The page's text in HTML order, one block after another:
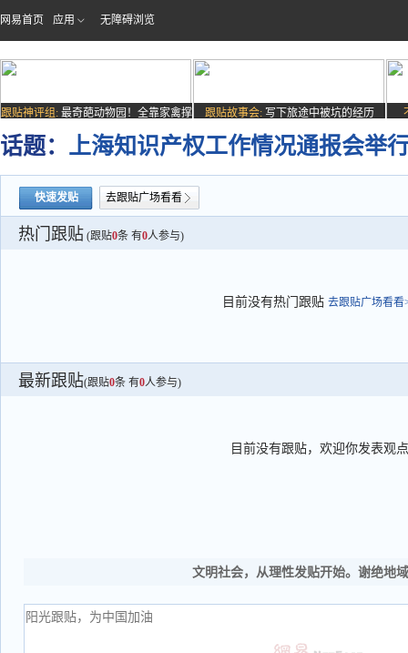
网易首页 应用 无障碍浏览
跟贴神评组: 最奇葩动物园！全靠家禽撑
场子
跟贴故事会: 写下旅途中被坑的经历
话题： 上海知识产权工作情况通报会举
快速发贴 去跟贴广场看看
热门跟贴 (跟贴0条 有0人参与)
目前没有热门跟贴 去跟贴广场看看
最新跟贴(跟贴0条 有0人参与)
目前没有跟贴，欢迎你发表观点
文明社会，从理性发贴开始。谢绝地